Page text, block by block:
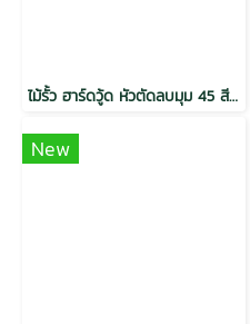
ไม้รั้ว ฮาร์ดวู้ด หัวตัดลบมุม 45 สีสัก พิมพ์ลาย กันปลวก
New